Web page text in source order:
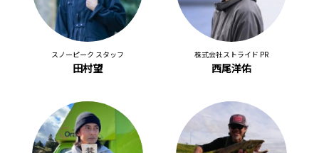
スノーピーク スタッフ
田村望
株式会社ストライド PR
西尾洋佑